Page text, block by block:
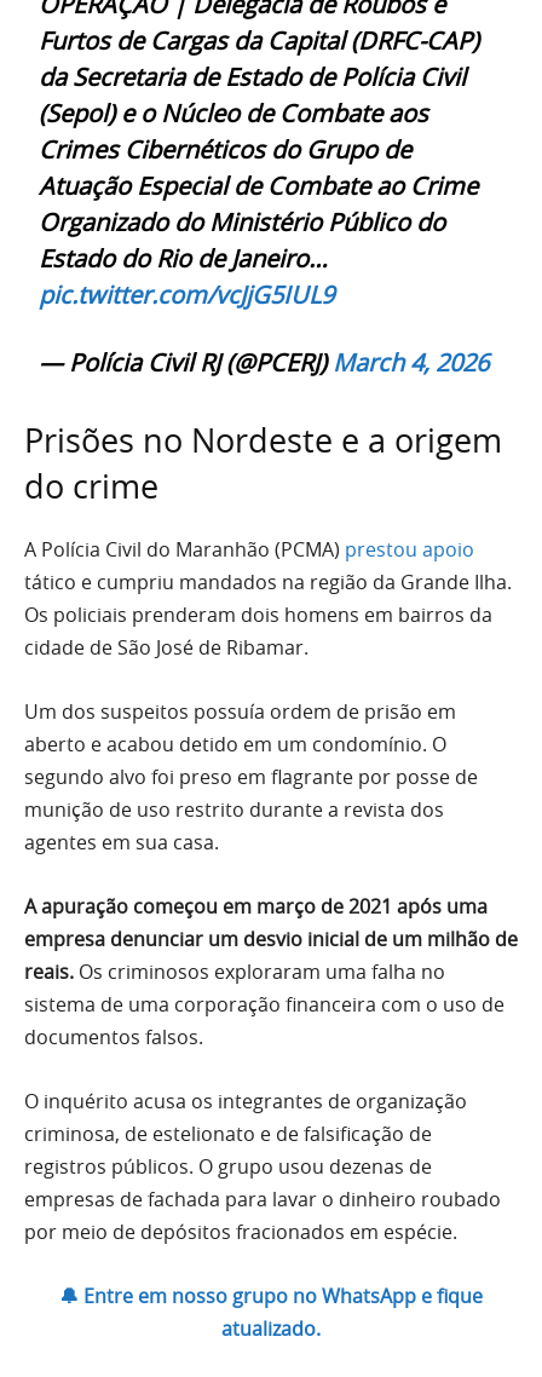
Furtos de Cargas da Capital (DRFC-CAP)
da Secretaria de Estado de Polícia Civil
(Sepol) e o Núcleo de Combate aos
Crimes Cibernéticos do Grupo de
Atuação Especial de Combate ao Crime
Organizado do Ministério Público do
Estado do Rio de Janeiro…
pic.twitter.com/vcJjG5IUL9
— Polícia Civil RJ (@PCERJ)March 4, 2026
Prisões no Nordeste e a origem
do crime
A Polícia Civil do Maranhão (PCMA) prestou apoio
tático e cumpriu mandados na região da Grande Ilha.
Os policiais prenderam dois homens em bairros da
cidade de São José de Ribamar.
Um dos suspeitos possuía ordem de prisão em
aberto e acabou detido em um condomínio. O
segundo alvo foi preso em flagrante por posse de
munição de uso restrito durante a revista dos
agentes em sua casa.
A apuração começou em março de 2021 após uma
empresa denunciar um desvio inicial de um milhão de
reais. Os criminosos exploraram uma falha no
sistema de uma corporação financeira com o uso de
documentos falsos.
O inquérito acusa os integrantes de organização
criminosa, de estelionato e de falsificação de
registros públicos. O grupo usou dezenas de
empresas de fachada para lavar o dinheiro roubado
por meio de depósitos fracionados em espécie.
🔔 Entre em nosso grupo no WhatsApp e fique
atualizado.